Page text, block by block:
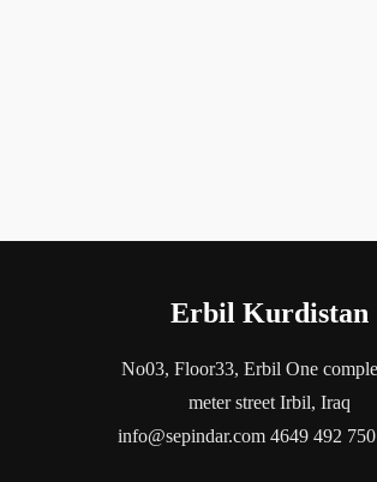
Erbil Kurdistan
No03, Floor33, Erbil One
meter street Irbil, Iraq